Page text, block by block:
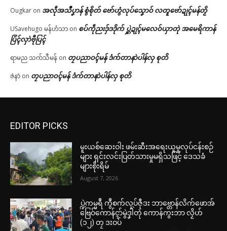
Ougkar on အလဵုအသဳပၞာန် စွံစိုတ် ဗော်ဟွံလုပ်သၞောဝ် လတူဗော်ဍုၚ်မန်တၟိ
USavehugo မန်ဟံသာ on စပ်ကဵုညးဒှ်ဒဒိုက် ပ္ဋဲဍုၚ်မလေဝ်ယှာတုဲ အမေရိကာန်
ပြံၚ်လှာဲဗီုပြၚ်
ရာမည သက်သီမန် on တၠပညာဝၚ်မန် ဒံက်တာနာဲပါန်လှ စုတိ
ဇဲနာဲ on တၠပညာဝၚ်မန် ဒံက်တာနာဲပါန်လှ စုတိ
EDITOR PICKS
မူးယစ်ဆေးဝါး ဖမ်းဆီးအရေးယူမှုလုပ်ငန်းစဉ်
များ ရှင်းလင်းပြတ်သားမှုမရှိသဖြင့် ဒေသခံ
များစိုးရိမ်
August 7, 2026
ပ္ဍဲကမ္မရဳ ကွဳစက်လုပ်ဇီုဒး ဘာဗ္တောန်လိက်ဖောအ်
ဗြေဝ်ကောန်ၚာ်မွဲဒၞါဲတုဲ ကောန်ကွးဘာ လၟိဟ်
(၁၂) တၠ ဒးဝပ်